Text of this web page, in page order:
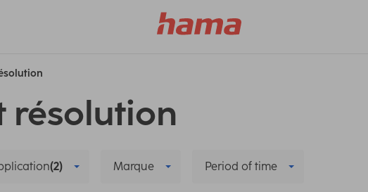
résolution
(2) Marque Period of time